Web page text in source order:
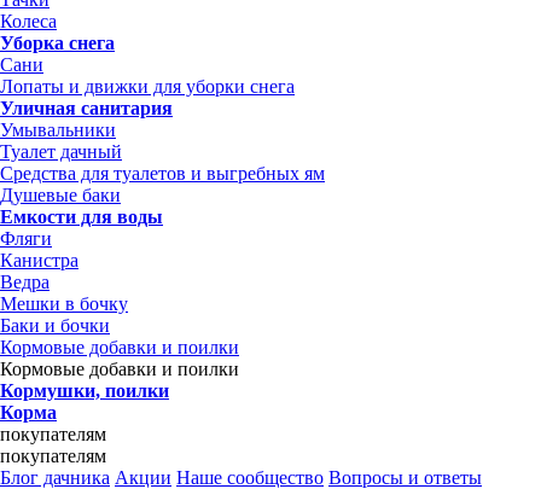
Колеса
Уборка снега
Сани
Лопаты и движки для уборки снега
Уличная санитария
Умывальники
Туалет дачный
Средства для туалетов и выгребных ям
Душевые баки
Емкости для воды
Фляги
Канистра
Ведра
Мешки в бочку
Баки и бочки
Кормовые добавки и поилки
Кормовые добавки и поилки
Кормушки, поилки
Корма
покупателям
покупателям
Блог дачника Акции Наше сообщество Вопросы и ответы